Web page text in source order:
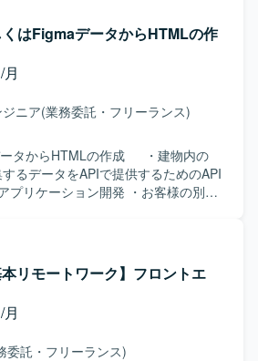
くはFigmaデータからHTMLの作
月
ニア(業務委託・フリーランス)
ータからHTMLの作成 ・建物内の
るデータをAPIで提供するためのAPI
プリケーション開発 ・お客様の別シ
ど) ・AI/Iotの情報の活用する開発に
な開発案件ではなく、何を作るべき
と協議して開発します。 ・建物
グ) ・大型案件
本リモートワーク】フロントエ
月
委託・フリーランス)